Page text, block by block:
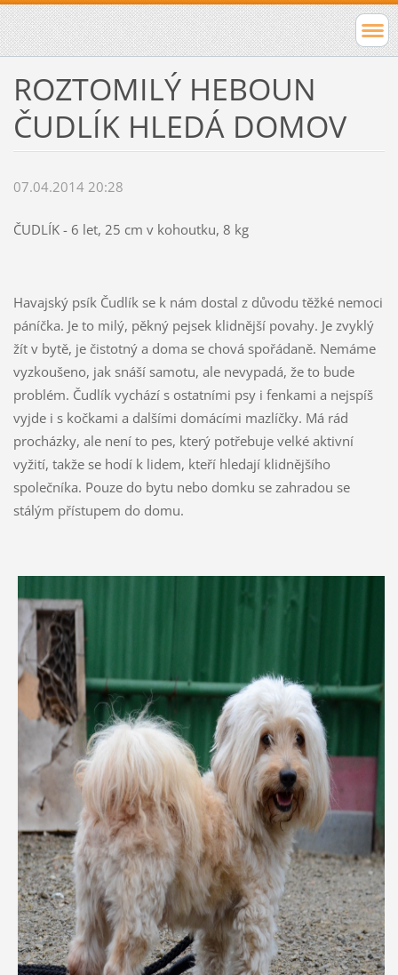
ROZTOMILÝ HEBOUN
ČUDLÍK HLEDÁ DOMOV
07.04.2014 20:28
ČUDLÍK - 6 let, 25 cm v kohoutku, 8 kg
Havajský psík Čudlík se k nám dostal z důvodu těžké nemoci
páníčka. Je to milý, pěkný pejsek klidnější povahy. Je zvyklý
žít v bytě, je čistotný a doma se chová spořádaně. Nemáme
vyzkoušeno, jak snáší samotu, ale nevypadá, že to bude
problém. Čudlík vychází s ostatními psy i fenkami a nejspíš
vyjde i s kočkami a dalšími domácími mazlíčky. Má rád
procházky, ale není to pes, který potřebuje velké aktivní
vyžití, takže se hodí k lidem, kteří hledají klidnějšího
společníka. Pouze do bytu nebo domku se zahradou se
stálým přístupem do domu.